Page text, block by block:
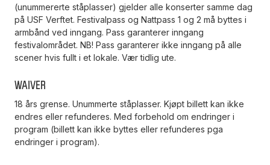
(unummererte ståplasser) gjelder alle konserter samme dag
på USF Verftet. Festivalpass og Nattpass 1 og 2 må byttes i
armbånd ved inngang. Pass garanterer inngang
festivalområdet. NB! Pass garanterer ikke inngang på alle
scener hvis fullt i et lokale. Vær tidlig ute.
Waiver
18 års grense. Unummerte ståplasser. Kjøpt billett kan ikke
endres eller refunderes. Med forbehold om endringer i
program (billett kan ikke byttes eller refunderes pga
endringer i program).